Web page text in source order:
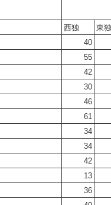
西独
東独
40
55
42
30
46
61
34
34
42
13
36